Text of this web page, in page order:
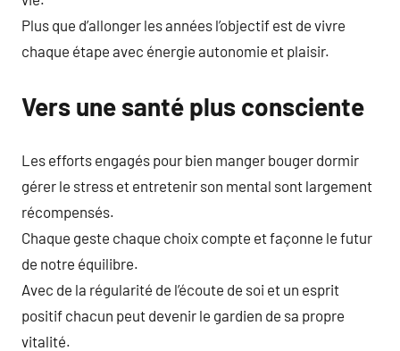
Plus que d’allonger les années l’objectif est de vivre
chaque étape avec énergie autonomie et plaisir.
Vers une santé plus consciente
Les efforts engagés pour bien manger bouger dormir
gérer le stress et entretenir son mental sont largement
récompensés.
Chaque geste chaque choix compte et façonne le futur
de notre équilibre.
Avec de la régularité de l’écoute de soi et un esprit
positif chacun peut devenir le gardien de sa propre
vitalité.